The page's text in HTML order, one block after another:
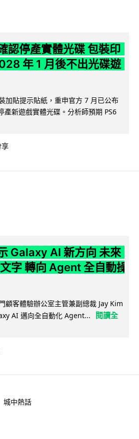
認停產實體光碟 包裝印
年 1 月後不出光碟遊
加貼提示貼紙，重申官方 7 月已公布
產新遊戲實體光碟。分析師預期 PS6
Galaxy AI 新方向 未來
字 轉向 Agent 全自動操
顧客體驗辦公室主管兼副總裁 Jay Kim
AI 邁向全自動化 Agent...
閱讀全
城中熱話